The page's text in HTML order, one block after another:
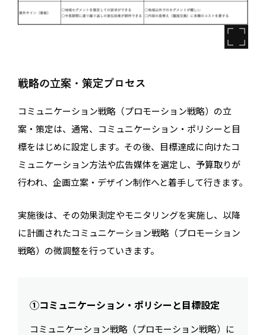
戦略の立案・策定プロセス
コミュニケーション戦略（プロモーション戦略）の立
案・策定は、通常、コミュニケーション・ポリシーと目
標をはじめに設定します。その後、目標達成に向けたコ
ミュニケーション方法や広告媒体を選定し、予算取りが
行われ、企画立案・デザイン制作へと着手して行きます。
実施後は、その効果測定やモニタリングを実施し、以降
に計画されたコミュニケーション戦略（プロモーション
戦略）の微調整を行っていきます。
①コミュニケーション・ポリシーと目標設定
コミュニケーション戦略（プロモーション戦略）に